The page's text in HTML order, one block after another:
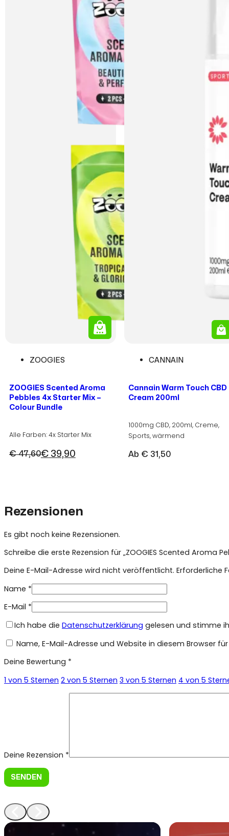
ZOOGIES
ZOOGIES Scented Aroma
Pebbles 4x Starter Mix –
Colour Bundle
Alle Farben: 4x Starter Mix
€47,60
Ursprünglicher
€39,90
Aktueller
CANNAIN
Cannain Warm Touch CBD
Cream 200ml
1000mg CBD, 200ml, Creme,
Sports, wärmend
Ab € 31,50
Rezensionen
Es gibt noch keine Rezensionen.
Schreibe die erste Rezension für „ZOOGIES Scented Aroma
Deine E-Mail-Adresse wird nicht veröffentlicht. Erforderliche
Name *
E-Mail *
Ich habe die Datenschutzerklärung gelesen und stimme
Name, E-Mail-Adresse und Website in diesem Browser
Deine Bewertung *
1 von 5 Sternen 2 von 5 Sternen 3 von 5 Sternen 4 von 5
Deine Rezension *